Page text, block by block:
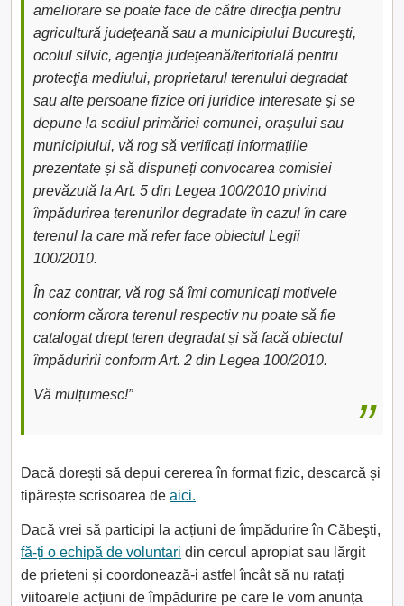
ameliorare se poate face de către direcţia pentru
agricultură judeţeană sau a municipiului Bucureşti,
ocolul silvic, agenţia judeţeană/teritorială pentru
protecţia mediului, proprietarul terenului degradat
sau alte persoane fizice ori juridice interesate şi se
depune la sediul primăriei comunei, oraşului sau
municipiului, vă rog să verificați informațiile
prezentate și să dispuneți convocarea comisiei
prevăzută la Art. 5 din Legea 100/2010 privind
împădurirea terenurilor degradate în cazul în care
terenul la care mă refer face obiectul Legii
100/2010.
În caz contrar, vă rog să îmi comunicați motivele
conform cărora terenul respectiv nu poate să fie
catalogat drept teren degradat și să facă obiectul
împăduririi conform Art. 2 din Legea 100/2010.
Vă mulțumesc!”
Dacă dorești să depui cererea în format fizic, descarcă și
tipărește scrisoarea de aici.
Dacă vrei să participi la acțiuni de împădurire în Căbeşti,
fă-ți o echipă de voluntari din cercul apropiat sau lărgit
de prieteni și coordonează-i astfel încât să nu ratați
viitoarele acțiuni de împădurire pe care le vom anunța